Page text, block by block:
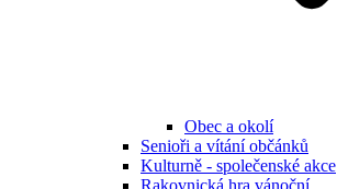
Obec a okolí
Senioři a vítání občánků
Kulturně - společenské akce
Rakovnická hra vánoční